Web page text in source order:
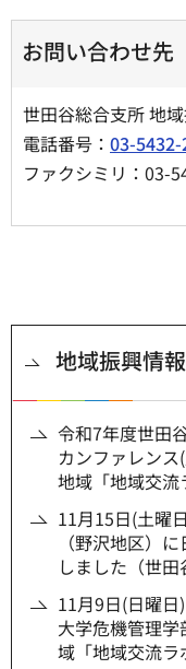
お問い合わせ先
世田谷総合支所 地
電話番号： 03-5432-
ファクシミリ：03-
地域振興情報
令和7年度世田
カンファレン
地域「地域交流
11月15日(土曜
（野沢地区）
しました（世田
11月9日(日曜
大学危機管理
域「地域交流ラ